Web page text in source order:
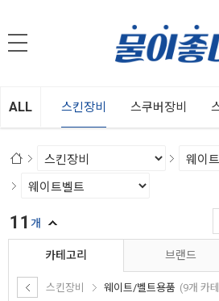
ALL 스킨장비 스쿠버장비
카테고리
스킨장비 웨이트/벨트용품 (9개 카
브랜드
11 개